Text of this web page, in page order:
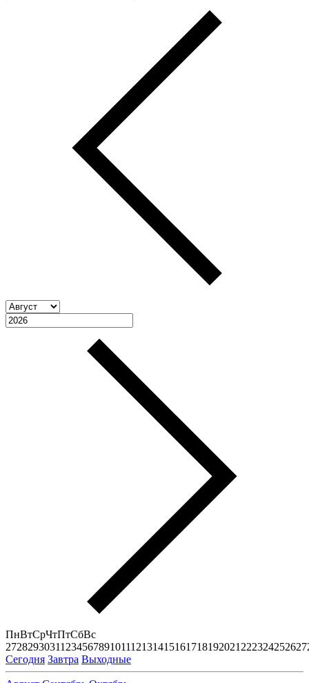
ПнВтСрЧтПтСбВс
27282930311 23456789101112131415161718192021 222324252627
Сегодня Завтра Выходные